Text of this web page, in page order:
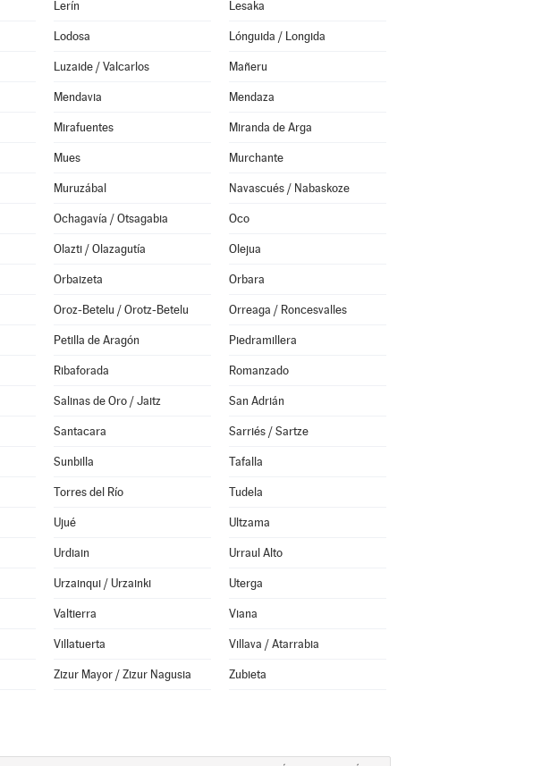
Lerín Lesaka
Lodosa Lónguida / Longida
Luzaide / Valcarlos Mañeru
Mendavia Mendaza
Mirafuentes Miranda de Arga
Mues Murchante
Muruzábal Navascués / Nabaskoze
Ochagavía / Otsagabia Oco
Olazti / Olazagutía Olejua
Orbaizeta Orbara
Oroz-Betelu / Orotz-Betelu Orreaga / Roncesvalles
Petilla de Aragón Piedramillera
Ribaforada Romanzado
Salinas de Oro / Jaitz San Adrián
Santacara Sarriés / Sartze
Sunbilla Tafalla
Torres del Río Tudela
Ujué Ultzama
Urdiain Urraul Alto
Urzainqui / Urzainki Uterga
Valtierra Viana
Villatuerta Villava / Atarrabia
Zizur Mayor / Zizur Nagusia Zubieta